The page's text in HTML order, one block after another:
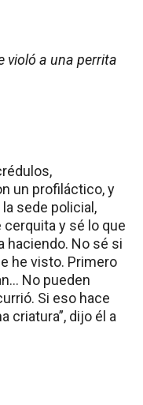
violó a una perrita
un profiláctico, y
sede policial,
cerquita y sé lo que
haciendo. No sé si
he visto. Primero
No pueden
Si eso hace
criatura”, dijo él a